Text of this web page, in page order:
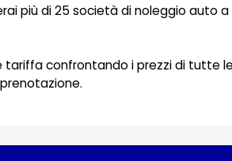
più di 25 società di noleggio auto
confrontando i prezzi di tutte